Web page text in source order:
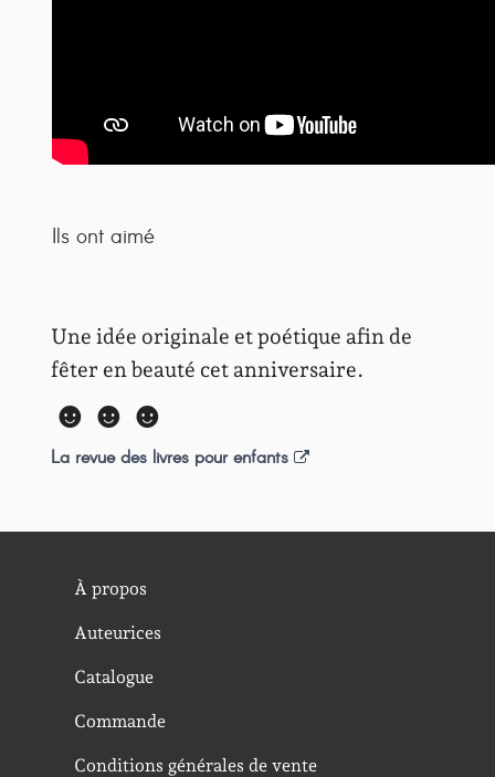
Ils ont aimé
Une idée originale et poétique afin de
fêter en beauté cet anniversaire.
☻☻☻
La revue des livres pour enfants
À propos
Auteurices
Catalogue
Commande
Conditions générales de vente